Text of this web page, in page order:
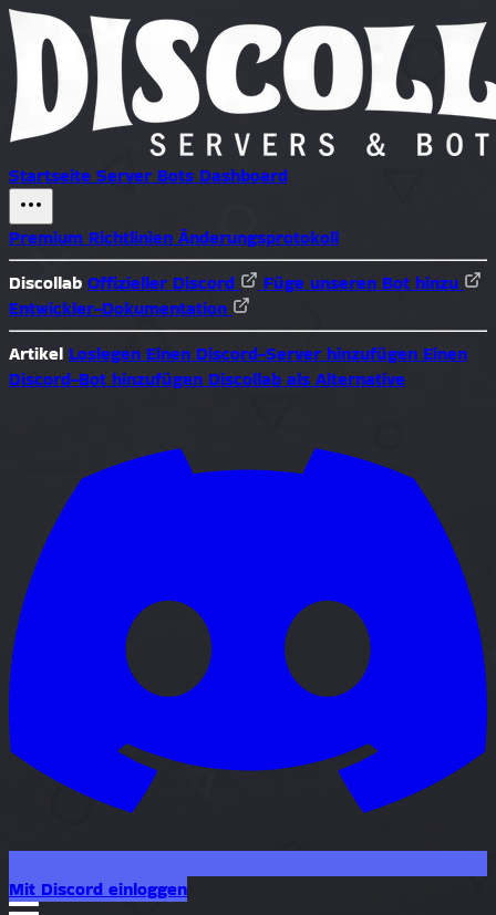
Startseite Server Bots Dashboard
Premium Richtlinien Änderungsprotokoll
Discollab Offizieller Discord
Füge unseren Bot hinzu
Entwickler-Dokumentation
Artikel Loslegen Einen Discord-Server hinzufügen Einen
Discord-Bot hinzufügen Discollab als Alternative
Mit Discord einloggen